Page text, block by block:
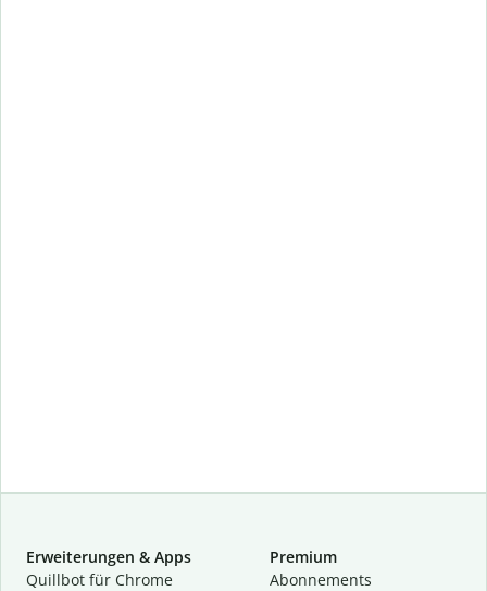
Erweiterungen & Apps
Quillbot für Chrome
Premium
Abon­ne­ments